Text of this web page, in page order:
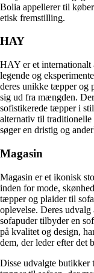
Bolia appellerer til
etisk fremstilling.
HAY
HAY er et internationalt
legende og
deres unikke tæpper og
sig ud fra mængden.
sofistikerede tæpper i
alternativ til
søger en dristig og
Magasin
Magasin er et ikonisk
inden for mode,
tæpper og plaider til
oplevelse. Deres
sofapuder tilbyder en
på kvalitet og design,
dem, der leder efter det
Disse udvalgte butikker